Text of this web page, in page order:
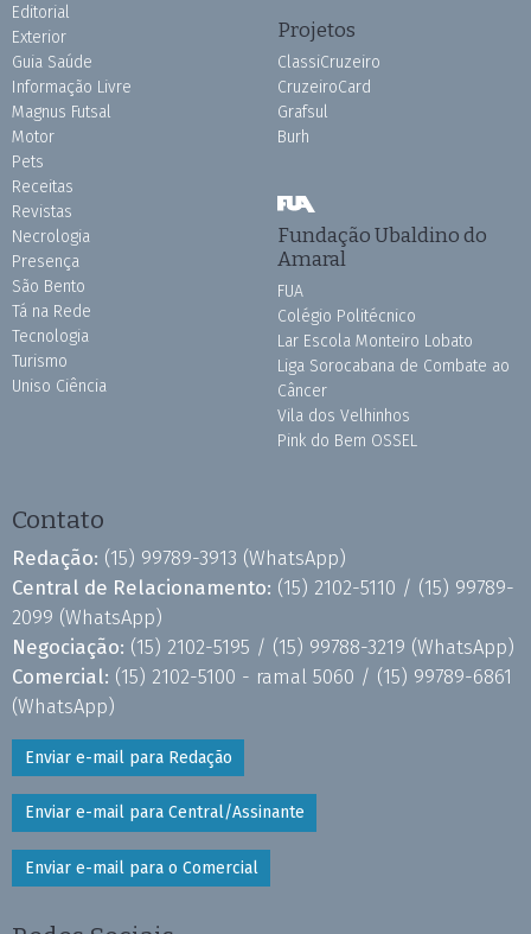
Editorial
Exterior
Guia Saúde
Informação Livre
Magnus Futsal
Motor
Pets
Receitas
Revistas
Necrologia
Presença
São Bento
Tá na Rede
Tecnologia
Turismo
Uniso Ciência
Projetos
ClassiCruzeiro
CruzeiroCard
Grafsul
Burh
Fundação Ubaldino do
Amaral
FUA
Colégio Politécnico
Lar Escola Monteiro Lobato
Liga Sorocabana de Combate ao
Câncer
Vila dos Velhinhos
Pink do Bem OSSEL
Contato
Redação: (15) 99789-3913 (WhatsApp)
Central de Relacionamento: (15) 2102-5110 / (15) 99789-
2099 (WhatsApp)
Negociação: (15) 2102-5195 / (15) 99788-3219 (WhatsApp)
Comercial: (15) 2102-5100 - ramal 5060 / (15) 99789-6861
(WhatsApp)
Enviar e-mail para Redação
Enviar e-mail para Central/Assinante
Enviar e-mail para o Comercial